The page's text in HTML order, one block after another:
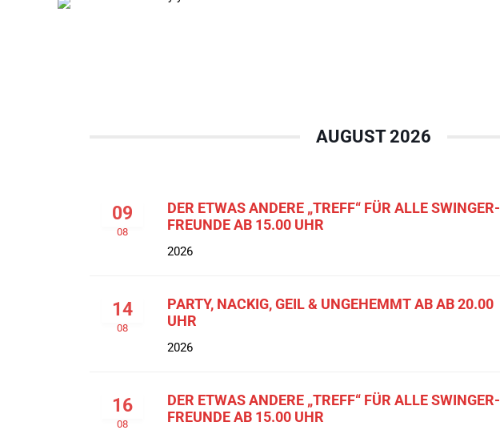
AUGUST 2026
09
08
DER ETWAS ANDERE „TREFF“ FÜR ALLE SWINGER-
FREUNDE AB 15.00 UHR
2026
14
08
PARTY, NACKIG, GEIL & UNGEHEMMT AB AB 20.00
UHR
2026
16
08
DER ETWAS ANDERE „TREFF“ FÜR ALLE SWINGER-
FREUNDE AB 15.00 UHR